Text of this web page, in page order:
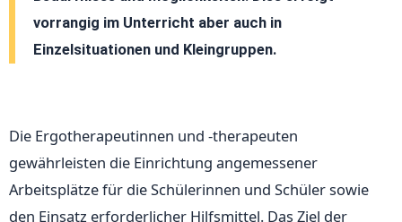
vorrangig im Unterricht aber auch in
Einzelsituationen und Kleingruppen.
Die Ergotherapeutinnen und -therapeuten
gewährleisten die Einrichtung angemessener
Arbeitsplätze für die Schülerinnen und Schüler sowie
den Einsatz erforderlicher Hilfsmittel. Das Ziel der